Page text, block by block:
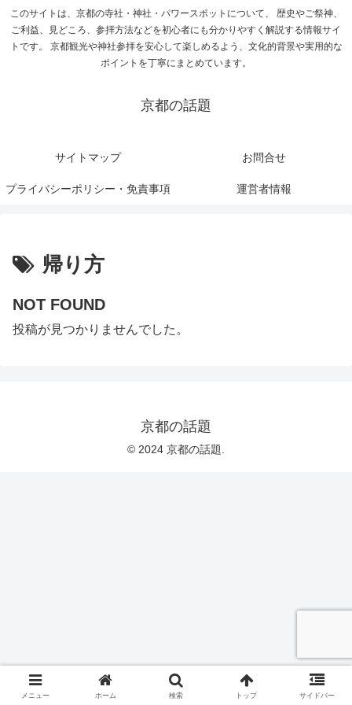
このサイトは、京都の寺社・神社・パワースポットについて、 歴史やご祭神、
ご利益、見どころ、参拝方法などを初心者にも分かりやすく解説する情報サイ
トです。 京都観光や神社参拝を安心して楽しめるよう、文化的背景や実用的な
ポイントを丁寧にまとめています。
京都の話題
サイトマップ お問合せ
プライバシーポリシー・免責事項 運営者情報
帰り方
NOT FOUND
投稿が見つかりませんでした。
京都の話題
© 2024 京都の話題.
メニュー ホーム 検索 トップ サイドバー